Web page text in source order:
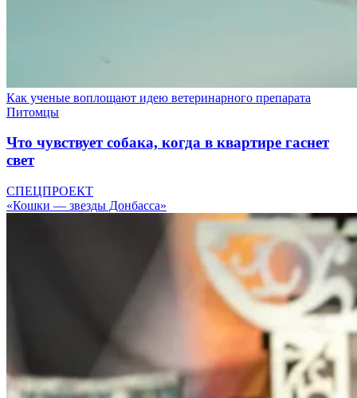
Как ученые воплощают идею ветеринарного препарата
Питомцы
Что чувствует собака, когда в квартире гаснет
свет
СПЕЦПРОЕКТ
«Кошки — звезды Донбасса»